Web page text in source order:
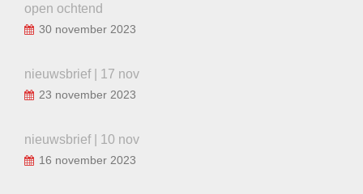
open ochtend
30 november 2023
nieuwsbrief | 17 nov
23 november 2023
nieuwsbrief | 10 nov
16 november 2023